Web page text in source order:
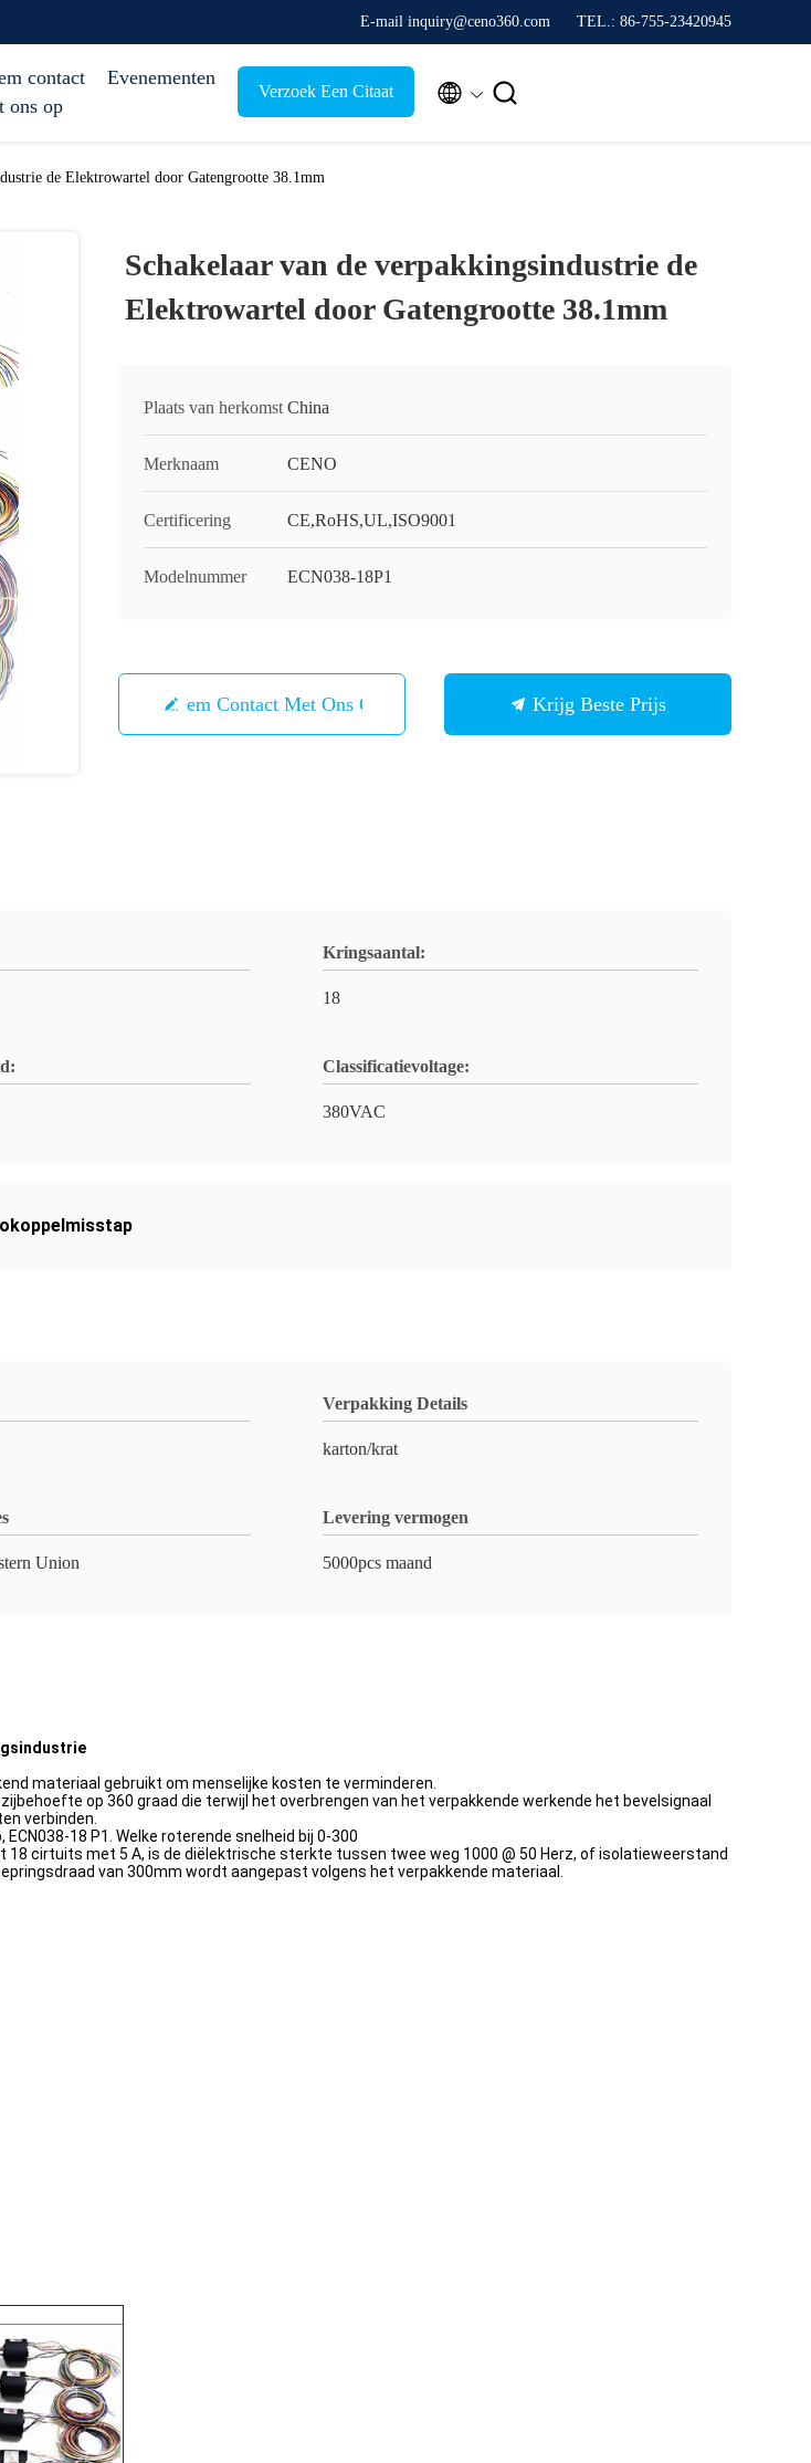
E-mail inquiry@ceno360.com TEL.: 86-755-23420945
contact
ons op
Evenementen
Verzoek Een Citaat  
de Elektrowartel door Gatengrootte 38.1mm
Schakelaar van de verpakkingsindustrie de
Elektrowartel door Gatengrootte 38.1mm
Plaats van herkomst China
Merknaam CENO
Certificering CE,RoHS,UL,ISO9001
Modelnummer ECN038-18P1
Neem Contact Met Ons Op Krijg Beste Prijs
Kringsaantal:
18
Classificatievoltage:
380VAC
Verpakking Details
karton/krat
Union
Levering vermogen
5000pcs maand
materiaal gebruikt om menselijke kosten te verminderen.
op 360 graad die terwijl het overbrengen van het verpakkende werkende het bevelsignaal
verbinden.
18 P1. Welke roterende snelheid bij 0-300
cirtuits met 5 A, is de diëlektrische sterkte tussen twee weg 1000 @ 50 Herz, of isolatieweerstand
van 300mm wordt aangepast volgens het verpakkende materiaal.